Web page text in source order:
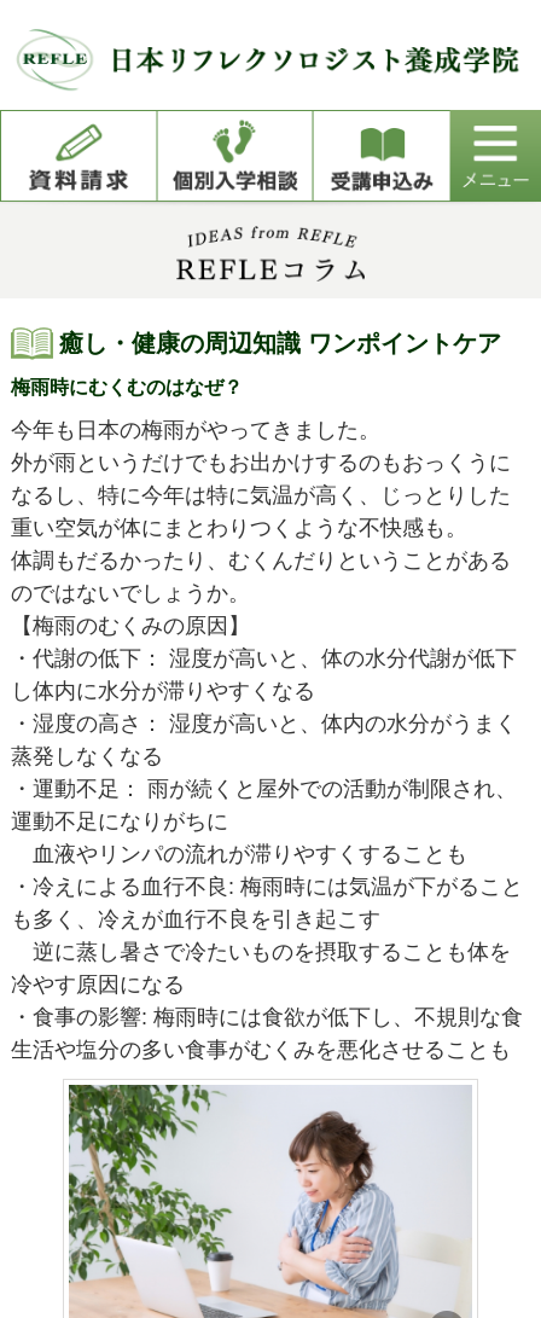
癒し・健康の周辺知識 ワンポイントケア
梅雨時にむくむのはなぜ？
今年も日本の梅雨がやってきました。
外が雨というだけでもお出かけするのもおっくうに
なるし、特に今年は特に気温が高く、じっとりした
重い空気が体にまとわりつくような不快感も。
体調もだるかったり、むくんだりということがある
のではないでしょうか。
【梅雨のむくみの原因】
・代謝の低下： 湿度が高いと、体の水分代謝が低下
し体内に水分が滞りやすくなる
・湿度の高さ： 湿度が高いと、体内の水分がうまく
蒸発しなくなる
・運動不足： 雨が続くと屋外での活動が制限され、
運動不足になりがちに
血液やリンパの流れが滞りやすくすることも
・冷えによる血行不良: 梅雨時には気温が下がること
も多く、冷えが血行不良を引き起こす
逆に蒸し暑さで冷たいものを摂取することも体を
冷やす原因になる
・食事の影響: 梅雨時には食欲が低下し、不規則な食
生活や塩分の多い食事がむくみを悪化させることも